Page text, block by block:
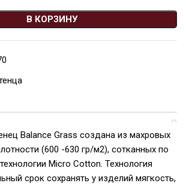
В КОРЗИНУ
Balance Grass создана из махровых
(600 -630 гр/м2), сотканных по
Micro Cotton. Технология
срок сохранять у изделий мягкость,